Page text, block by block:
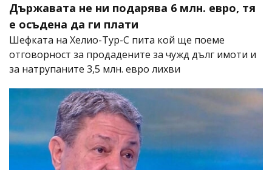
Държавата не ни подарява 6 млн. евро, тя
е осъдена да ги плати
Шефката на Хелио-Тур-С пита кой ще поеме
отговорност за продадените за чужд дълг имоти и
за натрупаните 3,5 млн. евро лихви